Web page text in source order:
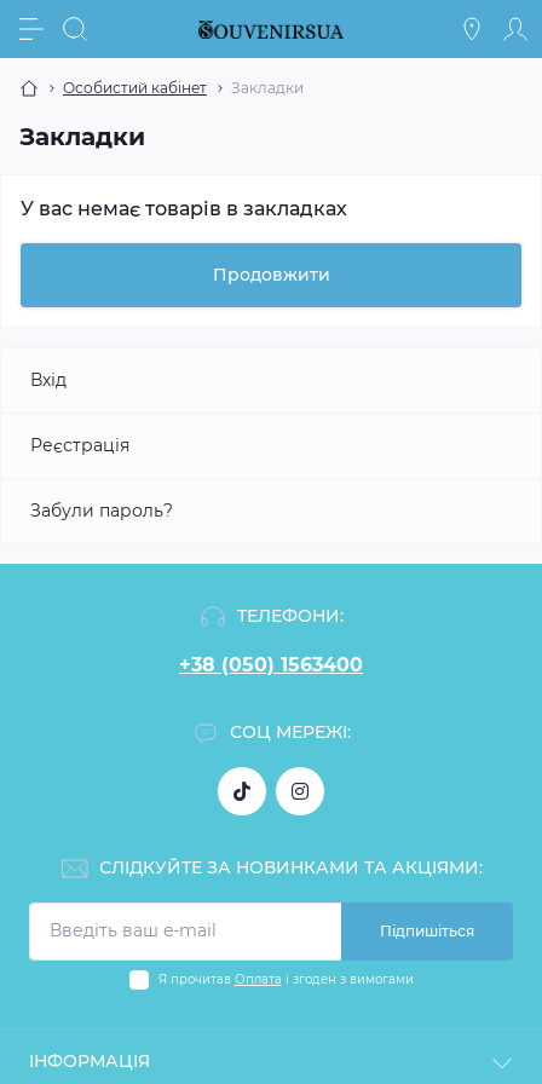
Особистий кабінет Закладки
Закладки
У вас немає товарів в закладках
Продовжити
Вхід
Реєстрація
Забули пароль?
ТЕЛЕФОНИ:
+38 (050) 1563400
СОЦ МЕРЕЖІ:
СЛІДКУЙТЕ ЗА НОВИНКАМИ ТА АКЦІЯМИ:
Підпишіться
Я прочитав Оплата і згоден з вимогами
ІНФОРМАЦІЯ